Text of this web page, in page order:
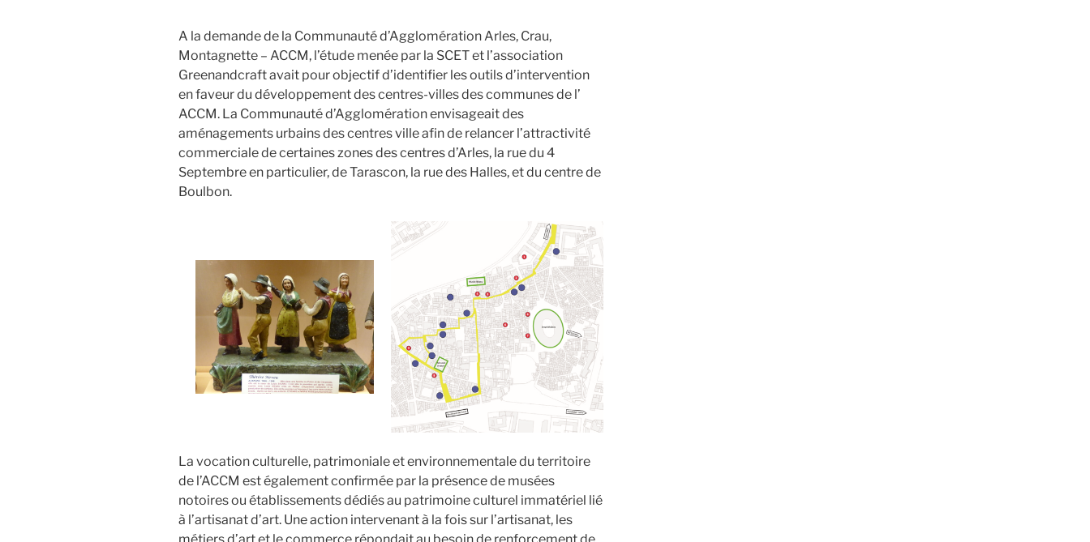
A la demande de la Communauté d’Agglomération Arles, Crau,
Montagnette – ACCM, l’étude menée par la SCET et l’association
Greenandcraft avait pour objectif d’identifier les outils d’intervention
en faveur du développement des centres-villes des communes de l’
ACCM. La Communauté d’Agglomération envisageait des
aménagements urbains des centres ville afin de relancer l’attractivité
commerciale de certaines zones des centres d’Arles, la rue du 4
Septembre en particulier, de Tarascon, la rue des Halles, et du centre de
Boulbon.
La vocation culturelle, patrimoniale et environnementale du territoire
de l’ACCM est également confirmée par la présence de musées
notoires ou établissements dédiés au patrimoine culturel immatériel lié
à l’artisanat d’art. Une action intervenant à la fois sur l’artisanat, les